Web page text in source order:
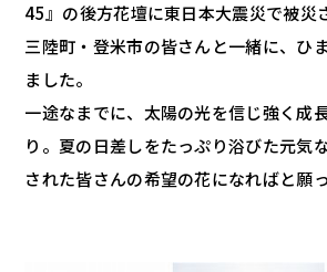
45』の後方花壇に東日本大震災で被災
三陸町・登米市の皆さんと一緒に、ひ
ました。
一途なまでに、太陽の光を信じ強く成
り。夏の日差しをたっぷり浴びた元気
された皆さんの希望の花になればと願っ